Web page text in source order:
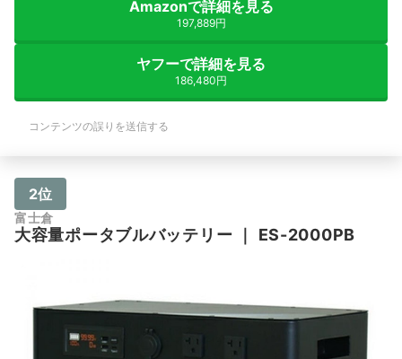
Amazonで詳細を見る
197,889円
ヤフーで詳細を見る
186,480円
コンテンツの誤りを送信する
2位
富士倉
大容量ポータブルバッテリー ES-2000PB